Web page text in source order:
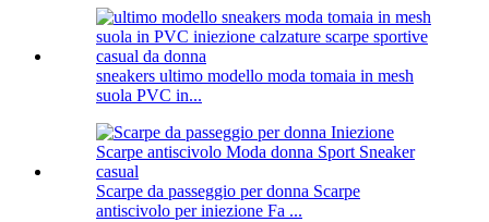
sneakers ultimo modello moda tomaia in mesh
suola PVC in...
Scarpe da passeggio per donna Scarpe
antiscivolo per iniezione Fa ...